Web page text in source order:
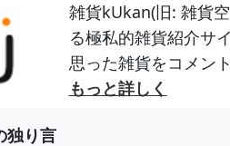
雑貨kUkan(旧: 雑貨
る極私的雑貨紹介サ
思った雑貨をコメン
もっと詳しく
独り言